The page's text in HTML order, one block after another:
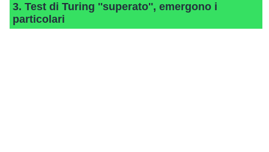
3. Test di Turing ''superato'', emergono i
particolari